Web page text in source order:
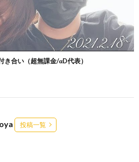
き合い（超無課金/αD代表）
投稿一覧